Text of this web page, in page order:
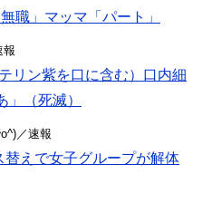
職」マッマ「パート」
報
リン紫を口に含む）口内細
（死滅）
／速報
えで女子グループが解体